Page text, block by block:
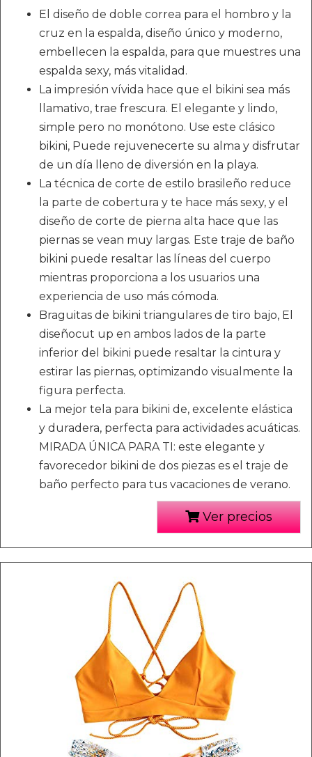
El diseño de doble correa para el hombro y la
cruz en la espalda, diseño único y moderno,
embellecen la espalda, para que muestres una
espalda sexy, más vitalidad.
La impresión vívida hace que el bikini sea más
llamativo, trae frescura. El elegante y lindo,
simple pero no monótono. Use este clásico
bikini, Puede rejuvenecerte su alma y disfrutar
de un día lleno de diversión en la playa.
La técnica de corte de estilo brasileño reduce
la parte de cobertura y te hace más sexy, y el
diseño de corte de pierna alta hace que las
piernas se vean muy largas. Este traje de baño
bikini puede resaltar las líneas del cuerpo
mientras proporciona a los usuarios una
experiencia de uso más cómoda.
Braguitas de bikini triangulares de tiro bajo, El
diseñocut up en ambos lados de la parte
inferior del bikini puede resaltar la cintura y
estirar las piernas, optimizando visualmente la
figura perfecta.
La mejor tela para bikini de, excelente elástica
y duradera, perfecta para actividades acuáticas.
MIRADA ÚNICA PARA TI: este elegante y
favorecedor bikini de dos piezas es el traje de
baño perfecto para tus vacaciones de verano.
Ver precios